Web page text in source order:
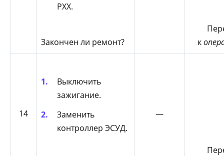
РХХ.
Закончен ли ремонт?
к
14
Выключить
зажигание.
Заменить
контроллер ЭСУД.
—